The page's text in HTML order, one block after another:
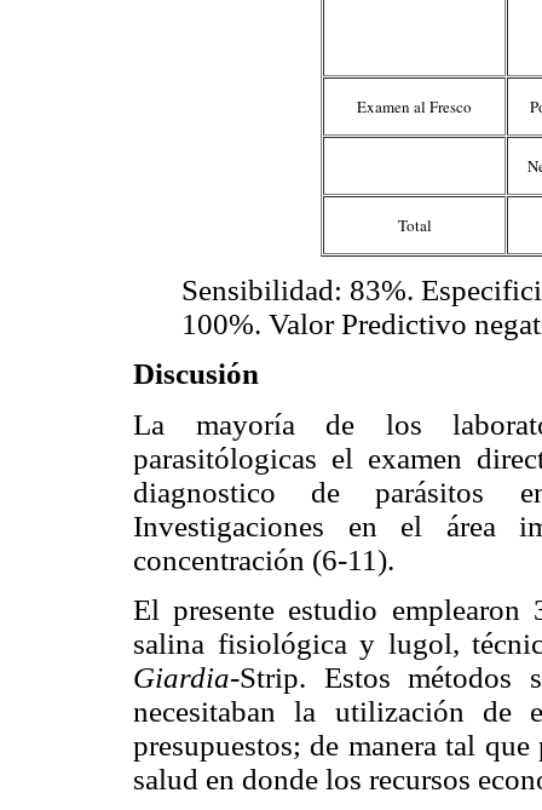
Examen al Fresco
Total
Sensibilidad: 83%.
100%. Valor Predictivo
Discusión
La mayoría de los
parasitólogicas el examen
diagnostico de parásitos
Investigaciones en el área
concentración (6-11).
El presente estudio
salina fisiológica y lugol,
Giardia-Strip. Estos métodos
necesitaban la utilización de
presupuestos; de manera tal
salud en donde los recursos